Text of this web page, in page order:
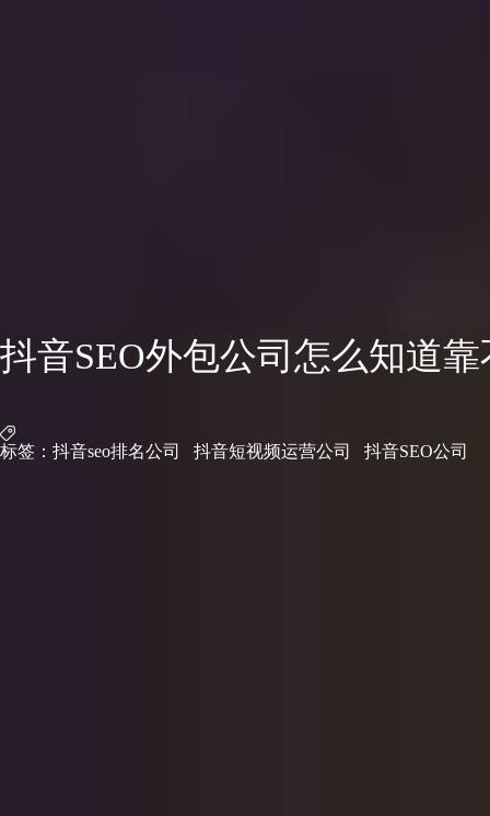
抖音SEO外包公司怎么知道靠
标签： 抖音seo排名公司 抖音短视频运营公司 抖音SEO公司